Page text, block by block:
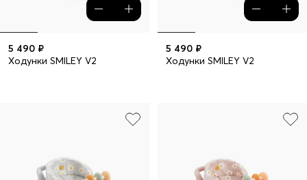
5 490 ₽
Ходунки SMILEY V2
5 490 ₽
Ходунки SMILEY V2